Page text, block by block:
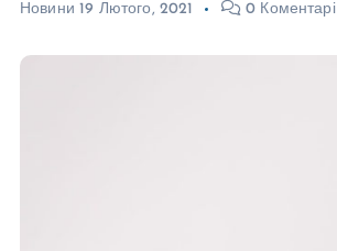
Новини 19 Лютого, 2021 0 Коментарі